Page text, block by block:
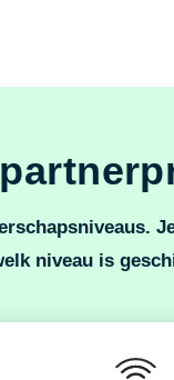
niveau is